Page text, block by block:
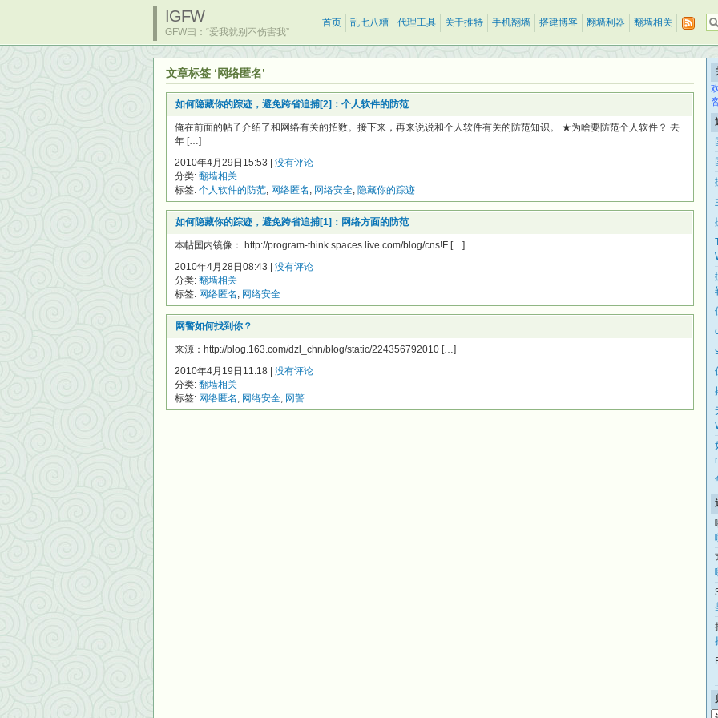
IGFW
GFW曰：“爱我就别不伤害我”
首页 乱七八糟 代理工具 关于推特 手机翻墙 搭建博客 翻墙利器 翻墙相关
文章标签 ‘网络匿名’
如何隐藏你的踪迹，避免跨省追捕[2]：个人软件的防范
俺在前面的帖子介绍了和网络有关的招数。接下来，再来说说和个人软件有关的防范知识。 ★为啥要防范个人软件？ 去
年 […]
2010年4月29日15:53 | 没有评论
分类: 翻墙相关
标签: 个人软件的防范, 网络匿名 , 网络安全, 隐藏你的踪迹
如何隐藏你的踪迹，避免跨省追捕[1]：网络方面的防范
本帖国内镜像： http://program-think.spaces.live.com/blog/cns!F […]
2010年4月28日08:43 | 没有评论
分类: 翻墙相关
标签: 网络匿名 , 网络安全
网警如何找到你？
来源：http://blog.163.com/dzl_chn/blog/static/224356792010 […]
2010年4月19日11:18 | 没有评论
分类: 翻墙相关
标签: 网络匿名 , 网络安全, 网警